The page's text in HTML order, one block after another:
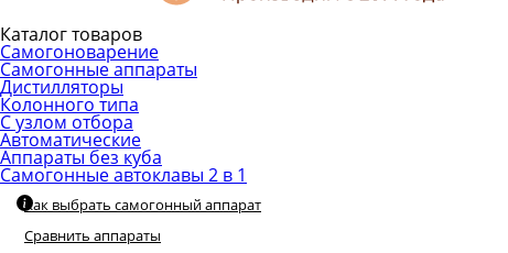
Каталог товаров
Самогоноварение
Самогонные аппараты
Дистилляторы
Колонного типа
С узлом отбора
Автоматические
Аппараты без куба
Самогонные автоклавы 2 в 1
Как выбрать самогонный аппарат
Сравнить аппараты